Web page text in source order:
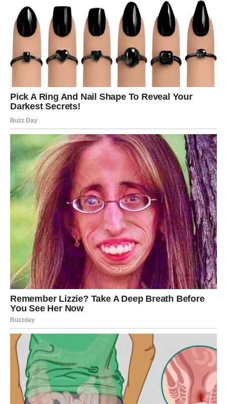
Finansijska situacija postaće znatno stabilnija nego ranije.
Mogući su dodatni prihodi, isplata novca koji dugo čekate
ili prilika da zaradite više nego što ste planirali.
Važno je da ne dozvolite strahu da vas zaustavi. Device
naredni period pokazati koliko zapravo mogu kada veruju
sebi.
Sudbina vas vodi ka ljudima koji
menjaju vaš život
Pred vama su susreti koji neće biti slučajni. Neko će ući u
vaš život baš onda kada vam bude najpotrebniji. Ta osoba
može postati veliki prijatelj, poslovni saradnik ili neko ko
će vas inspirisati da napravite korak koji dugo odlažete.
Istovremeno, pojedini ljudi će sami otići iz vašeg života.
Iako će vam to u početku teško pasti, vrlo brzo ćete
shvatiti da je njihovo vreme pored vas jednostavno
isteklo.
Sudbina pravi prostor za nove početke, a to ponekad
znači da se morate oprostiti od onoga što vas je
sputavalo.
Jedna odluka promeniće sve mnogo brže
nego što mislite